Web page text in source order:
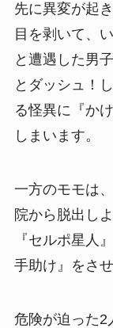
先に異変が起
目を剥いて、
と遭遇した男
とダッシュ！
る怪異に『か
しまいます。
一方のモモは
院から脱出し
『セルポ星人
手助け』をさ
危険が迫った2